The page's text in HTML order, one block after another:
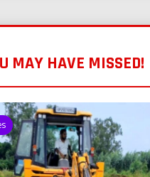
MAY HAVE MISSED!